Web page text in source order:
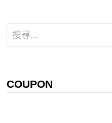
享
搜
尋
COUPON